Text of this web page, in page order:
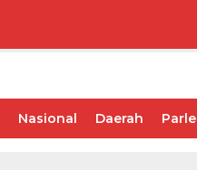
Nasional Daerah